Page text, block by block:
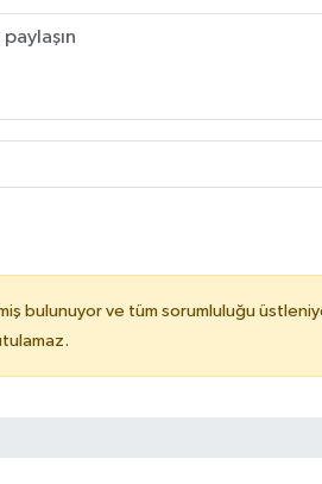
bulunuyor ve tüm sorumluluğu